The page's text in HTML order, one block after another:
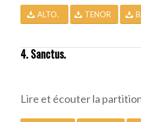
ALTO. TENOR
4. Sanctus.
Lire et écouter la